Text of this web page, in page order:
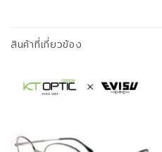
สินค้าที่เกี่ยวข้อง